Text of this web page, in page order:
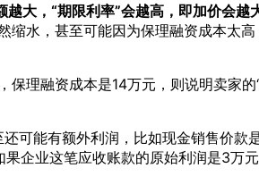
大，“期限利率”会越高，即加价会越大
水，甚至可能因为保理融资成本太
理融资成本是14万元，则说明卖家
可能有额外利润，比如现金销售价款
企业这笔应收账款的原始利润是3万